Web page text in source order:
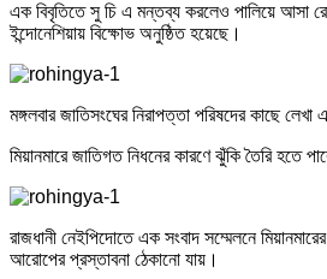
এক বিবৃতিতে সু চি এ মন্তব্য করলেও পালিয়ে আসা
ইন্দোনেশিয়ায় বিক্ষোভ অনুষ্ঠিত হয়েছে।
মঙ্গলবার জাতিসংঘের নিরাপত্তা পরিষদের কাছে
মিয়ানমারে জাতিগত নিধনের কারণে ঝুঁকি তৈরি হতে
রাজধানী নেইপিদোতে এক সংবাদ সম্মেলনে
আরোপের প্রস্তাবনা ঠেকানো যায়।